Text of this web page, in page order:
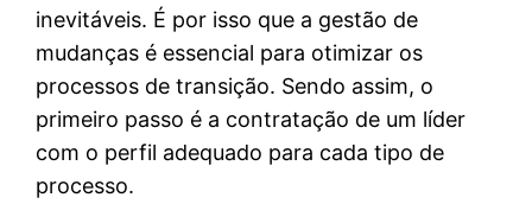
inevitáveis. É por isso que a gestão de
mudanças é essencial para otimizar os
processos de transição. Sendo assim, o
primeiro passo é a contratação de um líder
com o perfil adequado para cada tipo de
processo.